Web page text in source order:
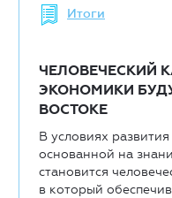
Итоги
ЧЕЛОВЕЧЕСКИЙ
ЭКОНОМИКИ
ВОСТОКЕ
В условиях
основанной на
становится
в который